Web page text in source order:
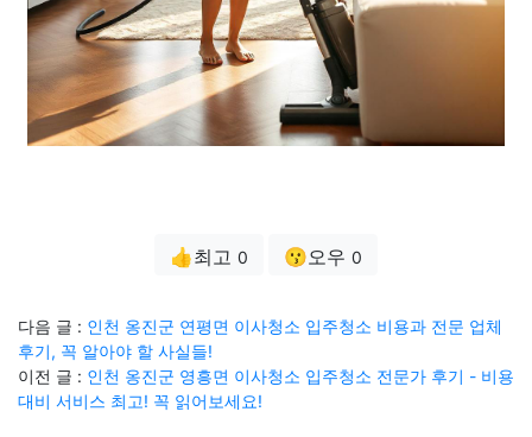
👍최고 0 😗오우 0
다음 글 : 인천 옹진군 연평면 이사청소 입주청소 비용과 전문 업체
후기, 꼭 알아야 할 사실들!
이전 글 : 인천 옹진군 영흥면 이사청소 입주청소 전문가 후기 - 비용
대비 서비스 최고! 꼭 읽어보세요!